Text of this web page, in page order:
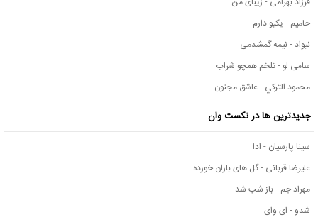
حامیم - یکیو دارم
نیواد - نیمه گمشدمی
سامی لو - تلخم همچو شراب
محمود التركي - عاشق مجنون
جدیدترین ها در نکست وان
سینا پارسیان - ادا
علیرضا قربانی - گل های باران خورده
مهراد جم - باز شب شد
شدو - ای وای